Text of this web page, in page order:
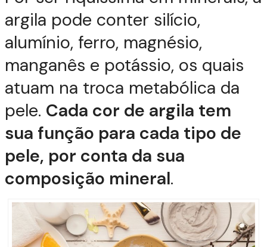
argila pode conter silício,
alumínio, ferro, magnésio,
manganês e potássio, os quais
atuam na troca metabólica da
pele. Cada cor de argila tem
sua função para cada tipo de
pele, por conta da sua
composição mineral.